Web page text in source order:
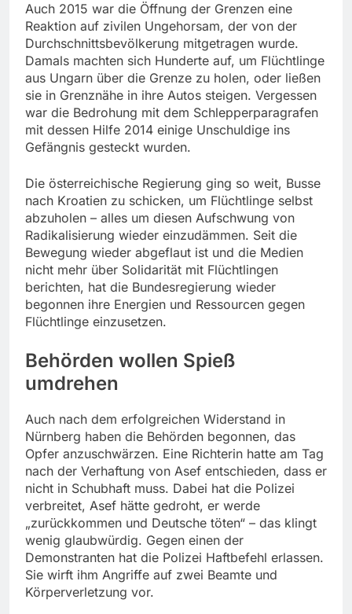
Auch 2015 war die Öffnung der Grenzen eine
Reaktion auf zivilen Ungehorsam, der von der
Durchschnittsbevölkerung mitgetragen wurde.
Damals machten sich Hunderte auf, um Flüchtlinge
aus Ungarn über die Grenze zu holen, oder ließen
sie in Grenznähe in ihre Autos steigen. Vergessen
war die Bedrohung mit dem Schlepperparagrafen
mit dessen Hilfe 2014 einige Unschuldige ins
Gefängnis gesteckt wurden.
Die österreichische Regierung ging so weit, Busse
nach Kroatien zu schicken, um Flüchtlinge selbst
abzuholen – alles um diesen Aufschwung von
Radikalisierung wieder einzudämmen. Seit die
Bewegung wieder abgeflaut ist und die Medien
nicht mehr über Solidarität mit Flüchtlingen
berichten, hat die Bundesregierung wieder
begonnen ihre Energien und Ressourcen gegen
Flüchtlinge einzusetzen.
Behörden wollen Spieß
umdrehen
Auch nach dem erfolgreichen Widerstand in
Nürnberg haben die Behörden begonnen, das
Opfer anzuschwärzen. Eine Richterin hatte am Tag
nach der Verhaftung von Asef entschieden, dass er
nicht in Schubhaft muss. Dabei hat die Polizei
verbreitet, Asef hätte gedroht, er werde
„zurückkommen und Deutsche töten“ – das klingt
wenig glaubwürdig. Gegen einen der
Demonstranten hat die Polizei Haftbefehl erlassen.
Sie wirft ihm Angriffe auf zwei Beamte und
Körperverletzung vor.